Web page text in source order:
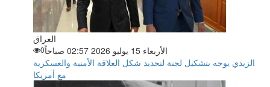
العراق
الأربعاء 15 يوليو 2026 02:57 صباحاً
0
الزيدي يوجه بتشكيل لجنة لتحديد شكل العلاقة الأمنية والعسكرية
مع أمريكا